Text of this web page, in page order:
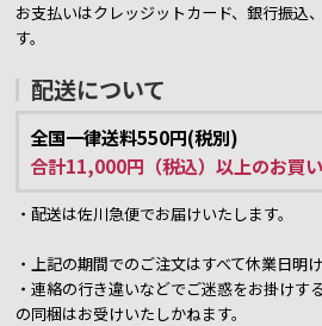
お支払いはクレッジットカード、銀行振込
す。
配送について
全国一律送料550円(税別)
合計11,000円（税込）以上のお買
・配送は佐川急便でお届けいたします。
・上記の期間でのご注文はすべて休業日明
・連絡の行き違いなどでご迷惑をお掛けす
の同梱はお受けいたしかねます。